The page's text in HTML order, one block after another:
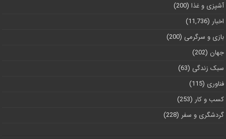
آشپزی و غذا (200)
اخبار (11,736)
بازی و سرگرمی (200)
جهان (202)
سبک زندگی (63)
فناوری (115)
کسب و کار (253)
گردشگری و سفر (228)